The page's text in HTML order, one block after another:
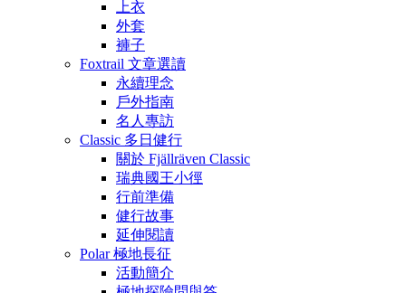
上衣
外套
褲子
Foxtrail 文章選讀
永續理念
戶外指南
名人專訪
Classic 多日健行
關於 Fjällräven Classic
瑞典國王小徑
行前準備
健行故事
延伸閱讀
Polar 極地長征
活動簡介